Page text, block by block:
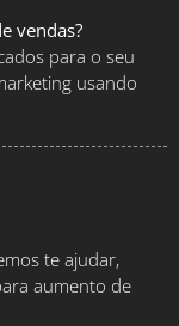
vendas?
para o seu
usando
te ajudar,
aumento de